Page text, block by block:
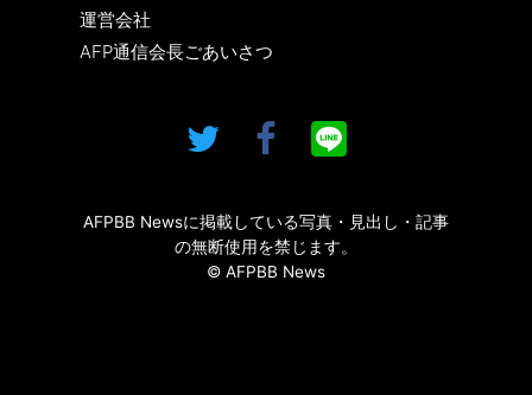
運営会社
AFP通信会長ごあいさつ
AFPBB Newsに掲載している写真・見出し・記事
の無断使用を禁じます。
© AFPBB News